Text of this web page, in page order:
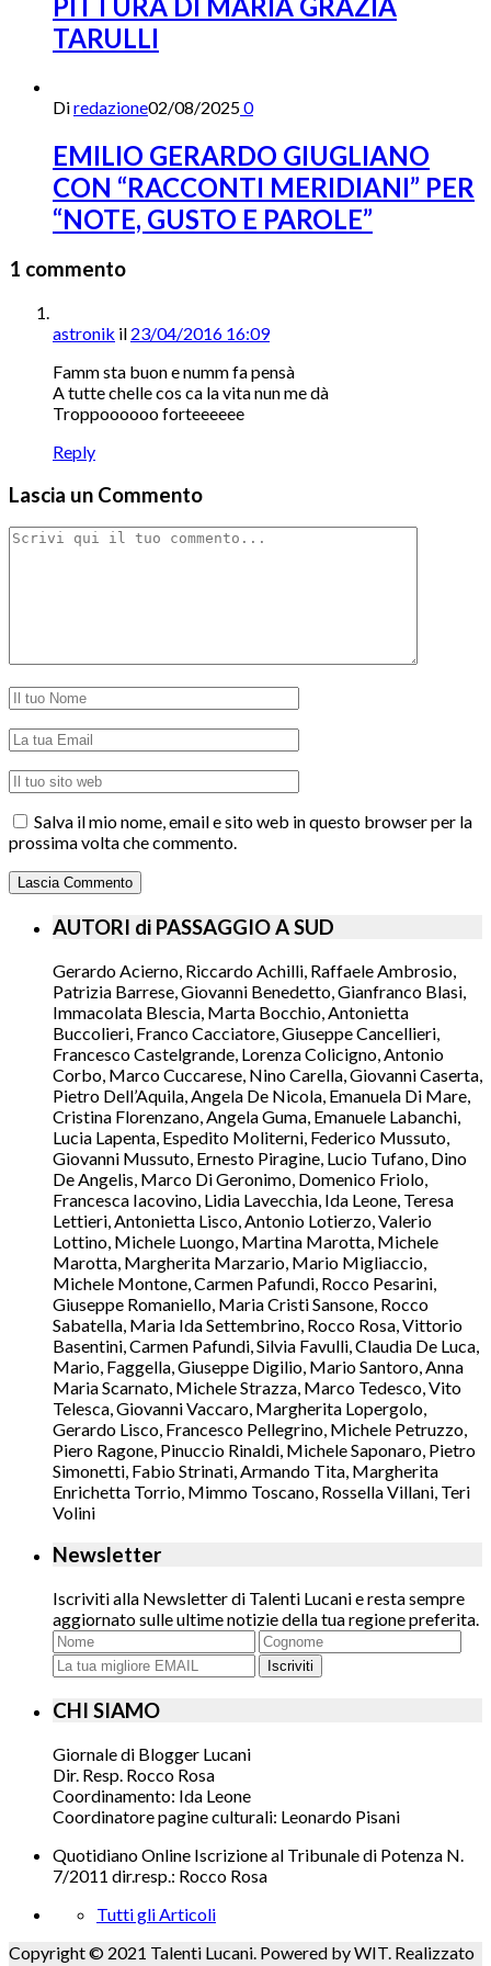
PITTURA DI MARIA GRAZIA
TARULLI
Diredazione02/08/20250
EMILIO GERARDO GIUGLIANO
CON “RACCONTI MERIDIANI” PER
“NOTE, GUSTO E PAROLE”
1 commento
astronik il 23/04/2016 16:09
Famm sta buon e numm fa pensà
A tutte chelle cos ca la vita nun me dà
Troppoooooo forteeeeee
Reply
Lascia un Commento
Salva il mio nome, email e sito web in questo browser per la
prossima volta che commento.
AUTORI di PASSAGGIO A SUD
Gerardo Acierno, Riccardo Achilli, Raffaele Ambrosio,
Patrizia Barrese, Giovanni Benedetto, Gianfranco Blasi,
Immacolata Blescia, Marta Bocchio, Antonietta
Buccolieri, Franco Cacciatore, Giuseppe Cancellieri,
Francesco Castelgrande, Lorenza Colicigno, Antonio
Corbo, Marco Cuccarese, Nino Carella, Giovanni Caserta,
Pietro Dell’Aquila, Angela De Nicola, Emanuela Di Mare,
Cristina Florenzano, Angela Guma, Emanuele Labanchi,
Lucia Lapenta, Espedito Moliterni, Federico Mussuto,
Giovanni Mussuto, Ernesto Piragine, Lucio Tufano, Dino
De Angelis, Marco Di Geronimo, Domenico Friolo,
Francesca Iacovino, Lidia Lavecchia, Ida Leone, Teresa
Lettieri, Antonietta Lisco, Antonio Lotierzo, Valerio
Lottino, Michele Luongo, Martina Marotta, Michele
Marotta, Margherita Marzario, Mario Migliaccio,
Michele Montone, Carmen Pafundi, Rocco Pesarini,
Giuseppe Romaniello, Maria Cristi Sansone, Rocco
Sabatella, Maria Ida Settembrino, Rocco Rosa, Vittorio
Basentini, Carmen Pafundi, Silvia Favulli, Claudia De Luca,
Mario, Faggella, Giuseppe Digilio, Mario Santoro, Anna
Maria Scarnato, Michele Strazza, Marco Tedesco, Vito
Telesca, Giovanni Vaccaro, Margherita Lopergolo,
Gerardo Lisco, Francesco Pellegrino, Michele Petruzzo,
Piero Ragone, Pinuccio Rinaldi, Michele Saponaro, Pietro
Simonetti, Fabio Strinati, Armando Tita, Margherita
Enrichetta Torrio, Mimmo Toscano, Rossella Villani, Teri
Volini
Newsletter
Iscriviti alla Newsletter di Talenti Lucani e resta sempre
aggiornato sulle ultime notizie della tua regione preferita.
Iscriviti
CHI SIAMO
Giornale di Blogger Lucani
Dir. Resp. Rocco Rosa
Coordinamento: Ida Leone
Coordinatore pagine culturali: Leonardo Pisani
Quotidiano Online Iscrizione al Tribunale di Potenza N.
7/2011 dir.resp.: Rocco Rosa
Tutti gli Articoli
Copyright © 2021 Talenti Lucani. Powered by WIT. Realizzato